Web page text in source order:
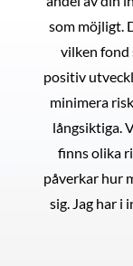
som möjligt.
vilken fond
positiv
minimera
långsiktiga.
finns olika
påverkar hur
sig. Jag har i